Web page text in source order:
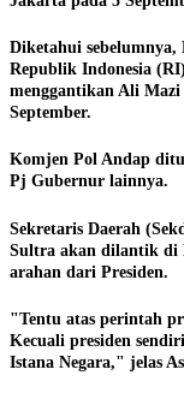
Diketahui
Republik Indonesia
menggantikan Ali Mazi
September.
Komjen Pol Andap
Pj Gubernur lainnya.
Sekretaris Daerah
Sultra akan dilantik di
arahan dari Presiden.
"Tentu atas perintah
Kecuali presiden
Istana Negara," jelas